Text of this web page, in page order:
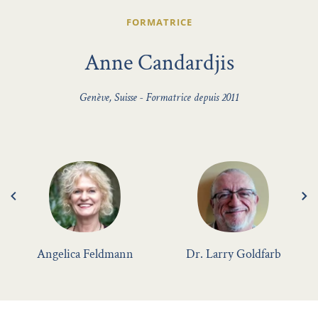
Angelica Feldmann
FORMATRICE
Anne Candardjis
Genève, Suisse - Formatrice depuis 2011
Dr. Larry Goldfarb